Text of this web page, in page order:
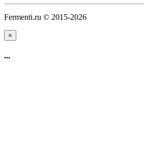
Fermenti.ru © 2015-2026
×
...